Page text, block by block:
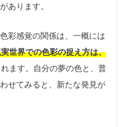
あります。
彩感覚の関係は、一概には
世界での色彩の捉え方は、
ます。自分の夢の色と、普
せてみると、新たな発見が